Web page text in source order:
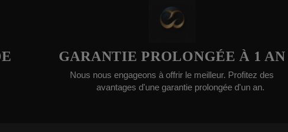
GARANTIE PROLONGÉE À 1 AN
Nous nous engageons à offrir le meilleur. Profitez des
avantages d'une garantie prolongée d'un an.